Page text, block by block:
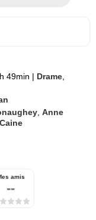
49min | Drame
,Anne
amis
--